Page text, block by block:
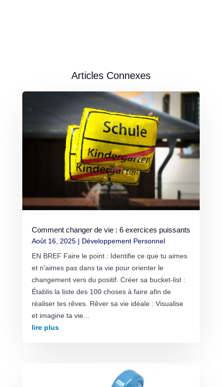
Articles Connexes
Comment changer de vie : 6 exercices puissants
Août 16, 2025| Développement Personnel
EN BREF Faire le point : Identifie ce que tu aimes
et n'aimes pas dans ta vie pour orienter le
changement vers du positif. Créer sa bucket-list :
Établis la liste des 100 choses à faire afin de
réaliser tes rêves. Rêver sa vie idéale : Visualise
et imagine ta vie...
lire plus